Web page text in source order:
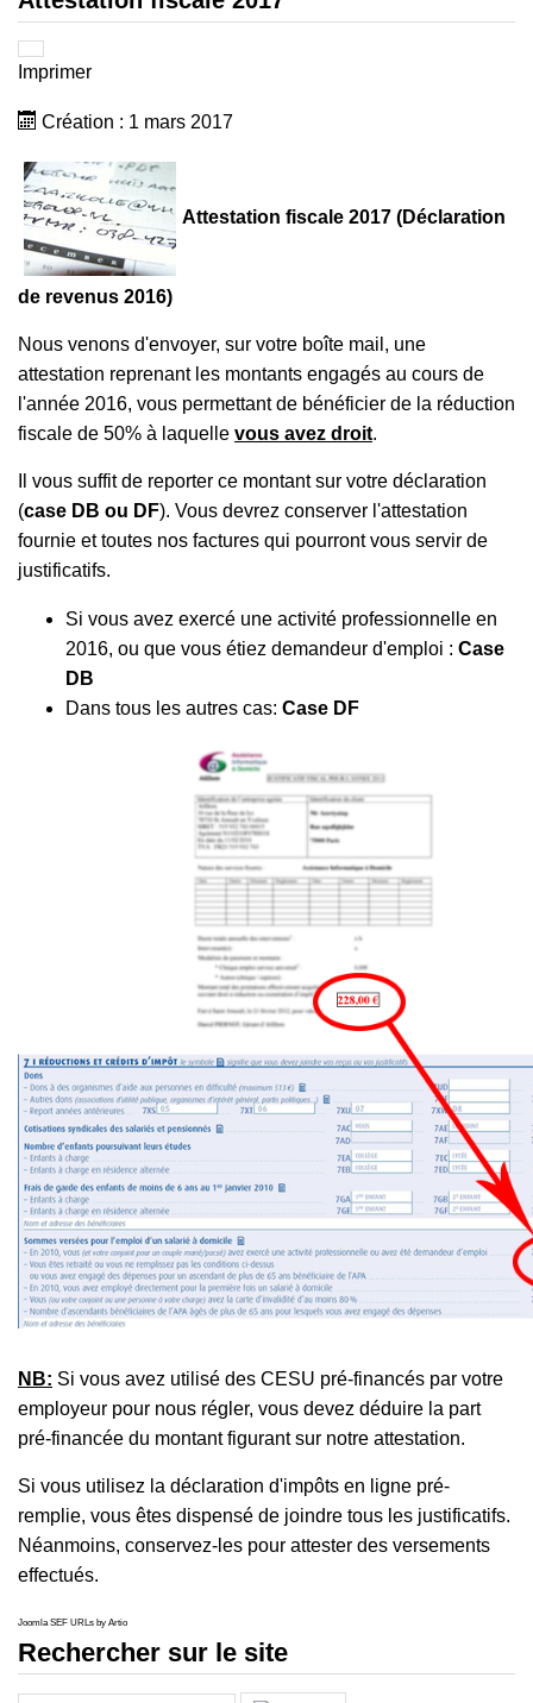
Imprimer
Création : 1 mars 2017
Attestation fiscale 2017 (Déclaration
de revenus 2016)
Nous venons d'envoyer, sur votre boîte mail, une
attestation reprenant les montants engagés au cours de
l'année 2016, vous permettant de bénéficier de la réduction
fiscale de 50% à laquelle vous avez droit.
Il vous suffit de reporter ce montant sur votre déclaration
(case DB ou DF). Vous devrez conserver l'attestation
fournie et toutes nos factures qui pourront vous servir de
justificatifs.
Si vous avez exercé une activité professionnelle en
2016, ou que vous étiez demandeur d'emploi : Case
DB
Dans tous les autres cas: Case DF
NB: Si vous avez utilisé des CESU pré-financés par votre
employeur pour nous régler, vous devez déduire la part
pré-financée du montant figurant sur notre attestation.
Si vous utilisez la déclaration d'impôts en ligne pré-
remplie, vous êtes dispensé de joindre tous les justificatifs.
Néanmoins, conservez-les pour attester des versements
effectués.
Joomla SEF URLs by Artio
Rechercher sur le site